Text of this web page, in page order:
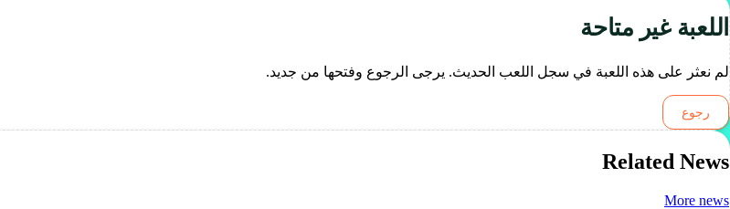
اللعبة غير متاحة
لم نعثر على هذه اللعبة في سجل اللعب الحديث. يرجى الرجوع وفتحها من جديد.
رجوع
Related News
More news